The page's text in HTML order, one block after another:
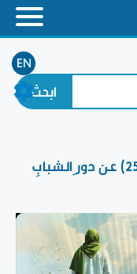
EN
أحاديث مهدوية (25) عن دور ِالشبابِ